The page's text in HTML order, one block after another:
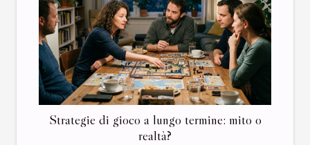
Strategie di gioco a lungo termine: mito o
realtà?